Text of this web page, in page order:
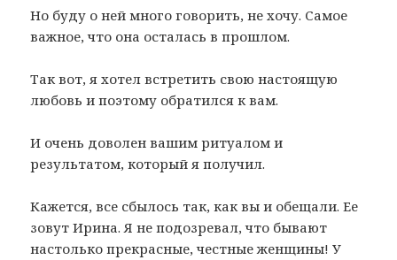
Но буду о ней много говорить, не хочу. Самое
важное, что она осталась в прошлом.
Так вот, я хотел встретить свою настоящую
любовь и поэтому обратился к вам.
И очень доволен вашим ритуалом и
результатом, который я получил.
Кажется, все сбылось так, как вы и обещали. Ее
зовут Ирина. Я не подозревал, что бывают
настолько прекрасные, честные женщины! У